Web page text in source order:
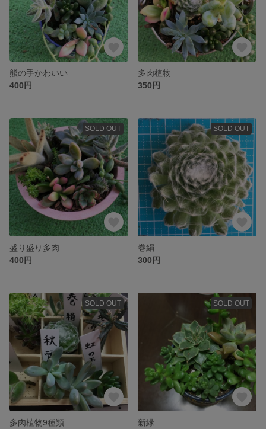
熊の手かわいい
400円
多肉植物
350円
SOLD OUT
盛り盛り多肉
400円
SOLD OUT
巻絹
300円
SOLD OUT
多肉植物9種類
SOLD OUT
新緑